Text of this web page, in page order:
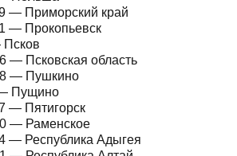
— Приморский край
— Прокопьевск
— Псковская область
— Пушкино
Пущино
— Пятигорск
— Раменское
— Республика Адыгея